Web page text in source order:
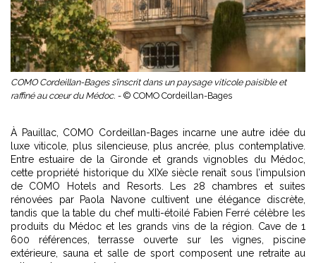
COMO Cordeillan-Bages s’inscrit dans un paysage viticole paisible et
raffiné au cœur du Médoc. - © COMO Cordeillan-Bages
À Pauillac, COMO Cordeillan-Bages incarne une autre idée du
luxe viticole, plus silencieuse, plus ancrée, plus contemplative.
Entre estuaire de la Gironde et grands vignobles du Médoc,
cette propriété historique du XIXe siècle renaît sous l’impulsion
de COMO Hotels and Resorts. Les 28 chambres et suites
rénovées par Paola Navone cultivent une élégance discrète,
tandis que la table du chef multi-étoilé Fabien Ferré célèbre les
produits du Médoc et les grands vins de la région. Cave de 1
600 références, terrasse ouverte sur les vignes, piscine
extérieure, sauna et salle de sport composent une retraite au